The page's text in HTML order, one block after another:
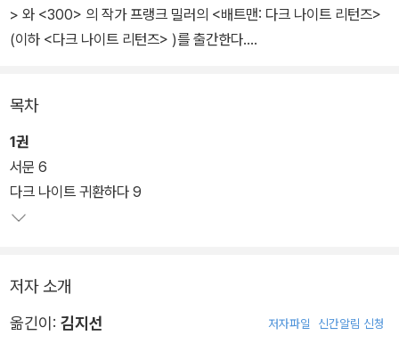
> 와 <300> 의 작가 프랭크 밀러의 <배트맨: 다크 나이트 리턴즈>
(이하 <다크 나이트 리턴즈> )를 출간한다.
<다크 나이트 리턴즈> 는 배트맨 시리즈 중 가장 중요한 작품이자 팬
들의 필독서다. 배트맨의 진면목을 가장 잘 보여주는 작품으로 인정
받으며, 한국의 배트맨 마니아들 사이에서도 가장 읽고 싶은 배트맨
만화로 손꼽혀왔다.
야기에 지나지 않았던 배트맨 시리즈를 다시 어둡고 무거운 누아르
탐정물로 되돌려 놓았고, 나아가 슈퍼히어로의 존재 이유와 의미에
목차
1권
서문 6
다크 나이트 귀환하다 9
저자 소개
옮긴이: 김지선 저자파일 신간알림 신청